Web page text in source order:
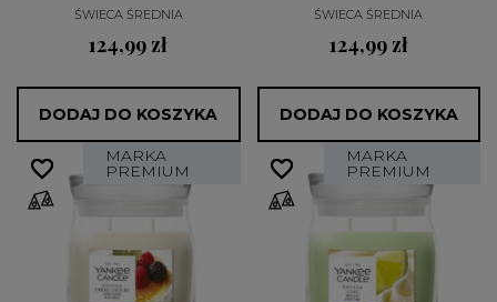
ŚWIECA ŚREDNIA
124,99 zł
DODAJ DO KOSZYKA
ŚWIECA ŚREDNIA
124,99 zł
DODAJ DO KOSZYKA
MARKA
PREMIUM
favorite_border
favorite_border MARKA
PREMIUM
favorite_border
favorite_border